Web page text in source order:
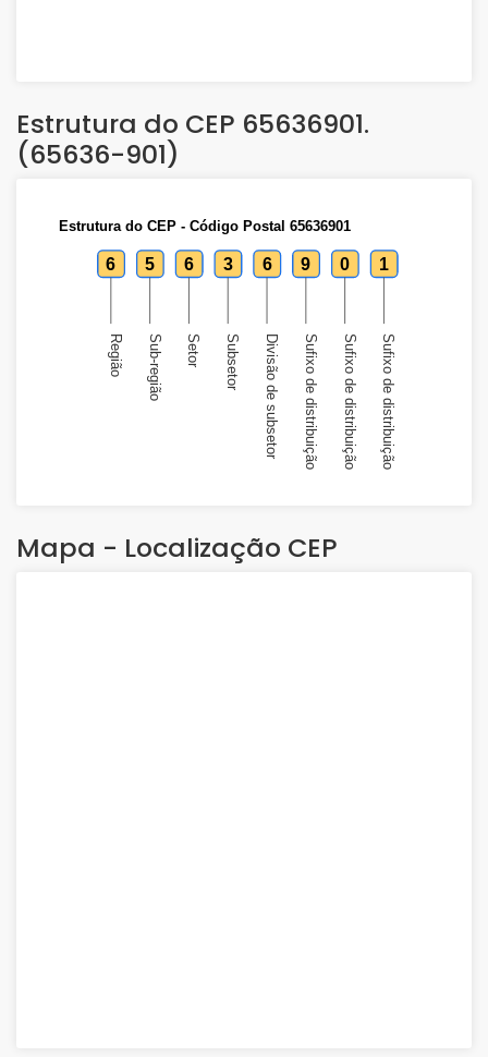
Estrutura do CEP 65636901.
(65636-901)
Estrutura do CEP - Código Postal 65636901
6
Região
5
Sub-região
6
Setor
3
Subsetor
6
Divisão de subsetor
9
Sufixo de distribuição
0
Sufixo de distribuição
1
Sufixo de distribuição
Mapa - Localização CEP